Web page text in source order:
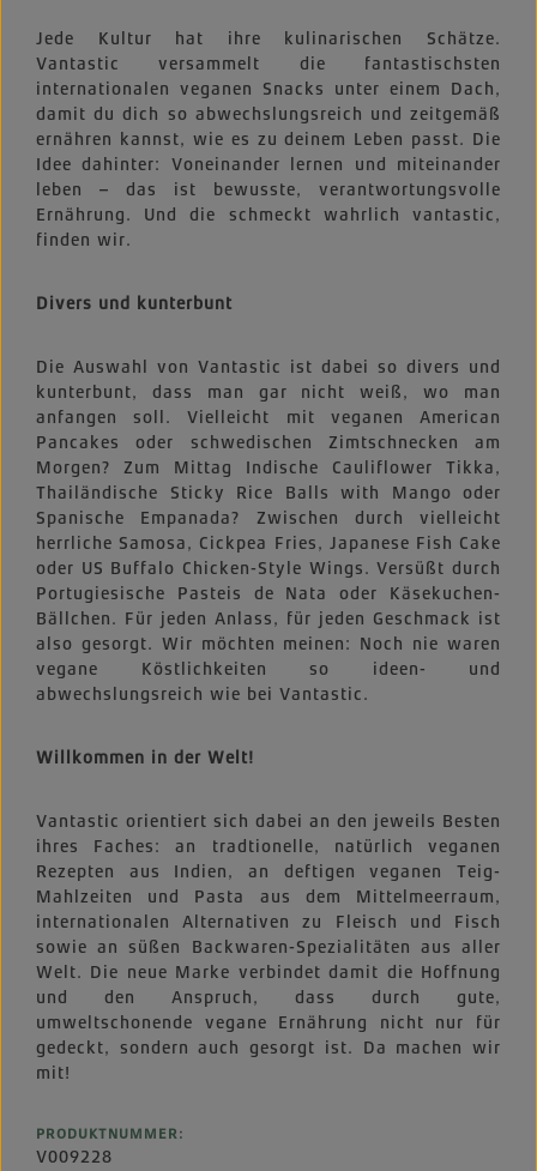
Jede Kultur hat ihre kulinarischen Schätze.
Vantastic versammelt die fantastischsten
internationalen veganen Snacks unter einem Dach,
damit du dich so abwechslungsreich und zeitgemäß
ernähren kannst, wie es zu deinem Leben passt. Die
Idee dahinter: Voneinander lernen und miteinander
leben – das ist bewusste, verantwortungsvolle
Ernährung. Und die schmeckt wahrlich vantastic,
finden wir.
Divers und kunterbunt
Die Auswahl von Vantastic ist dabei so divers und
kunterbunt, dass man gar nicht weiß, wo man
anfangen soll. Vielleicht mit veganen American
Pancakes oder schwedischen Zimtschnecken am
Morgen? Zum Mittag Indische Cauliflower Tikka,
Thailändische Sticky Rice Balls with Mango oder
Spanische Empanada? Zwischen durch vielleicht
herrliche Samosa, Cickpea Fries, Japanese Fish Cake
oder US Buffalo Chicken-Style Wings. Versüßt durch
Portugiesische Pasteis de Nata oder Käsekuchen-
Bällchen. Für jeden Anlass, für jeden Geschmack ist
also gesorgt. Wir möchten meinen: Noch nie waren
vegane Köstlichkeiten so ideen- und
abwechslungsreich wie bei Vantastic.
Willkommen in der Welt!
Vantastic orientiert sich dabei an den jeweils Besten
ihres Faches: an tradtionelle, natürlich veganen
Rezepten aus Indien, an deftigen veganen Teig-
Mahlzeiten und Pasta aus dem Mittelmeerraum,
internationalen Alternativen zu Fleisch und Fisch
sowie an süßen Backwaren-Spezialitäten aus aller
Welt. Die neue Marke verbindet damit die Hoffnung
und den Anspruch, dass durch gute,
umweltschonende vegane Ernährung nicht nur für
gedeckt, sondern auch gesorgt ist. Da machen wir
mit!
PRODUKTNUMMER:
V009228